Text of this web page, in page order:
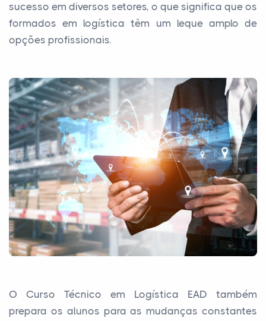
sucesso em diversos setores, o que significa que os
formados em logística têm um leque amplo de
opções profissionais.
O Curso Técnico em Logística EAD também
prepara os alunos para as mudanças constantes